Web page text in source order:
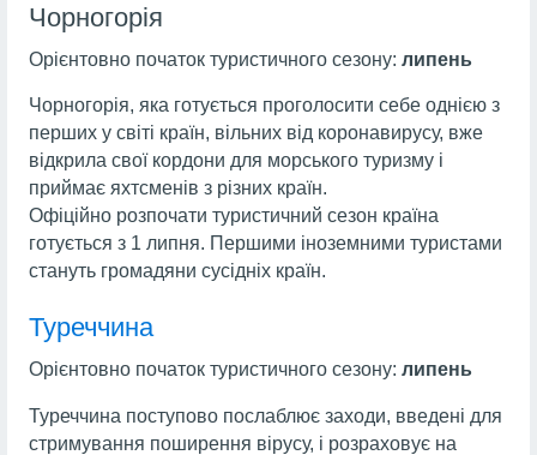
Чорногорія
Орієнтовно початок туристичного сезону: липень
Чорногорія, яка готується проголосити себе однією з
перших у світі країн, вільних від коронавирусу, вже
відкрила свої кордони для морського туризму і
приймає яхтсменів з різних країн.
Офіційно розпочати туристичний сезон країна
готується з 1 липня. Першими іноземними туристами
стануть громадяни сусідніх країн.
Туреччина
Орієнтовно початок туристичного сезону: липень
Туреччина поступово послаблює заходи, введені для
стримування поширення вірусу, і розраховує на